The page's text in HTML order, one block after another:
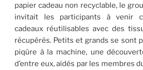
papier cadeau non recyclable, le
invitait les participants à venir
cadeaux réutilisables avec des
récupérés. Petits et grands se sont
piqûre à la machine, une
d’entre eux, aidés par les membres